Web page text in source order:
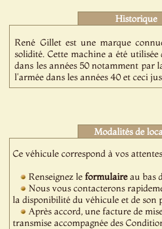
Historique
René Gillet est une marque
solidité. Cette machine a été
dans les années 50 notamment par
l'armée dans les années 40 et ceci
Modalités de
Ce véhicule correspond à vos
Renseignez leformulaireau bas
Nous vous contacterons
la disponibilité du véhicule et de son
Après accord, une facture de
transmise accompagnée des